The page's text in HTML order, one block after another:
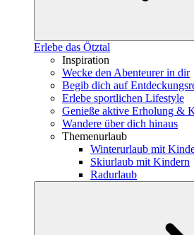
Erlebe das Ötztal
Inspiration
Wecke den Abenteurer in dir
Begib dich auf
Erlebe sportlichen Lifestyle
Genieße aktive Erholung &
Wandere über dich hinaus
Themenurlaub
Winterurlaub mit
Skiurlaub mit Kindern
Radurlaub